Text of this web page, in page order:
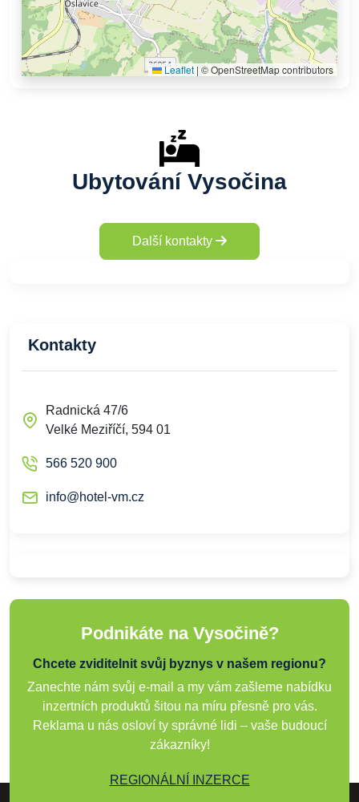
Leaflet | © OpenStreetMap contributors
Ubytování Vysočina
Další kontakty
Kontakty
Radnická 47/6
Velké Meziříčí, 594 01
566 520 900
info@hotel-vm.cz
Podnikáte na Vysočině?
Chcete zviditelnit svůj byznys v našem regionu?
Zanechte nám svůj e-mail a my vám zašleme nabídku
inzertních produktů šitou na míru přesně pro vás.
Reklama u nás osloví ty správné lidi – vaše budoucí
zákazníky!
REGIONÁLNÍ INZERCE